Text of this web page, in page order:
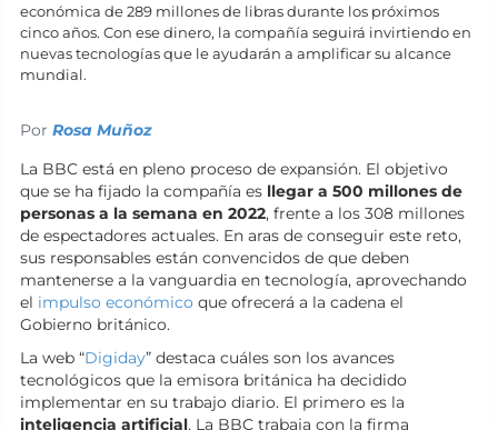
económica de 289 millones de libras durante los próximos
cinco años. Con ese dinero, la compañía seguirá invirtiendo en
nuevas tecnologías que le ayudarán a amplificar su alcance
mundial.
Por Rosa Muñoz
La BBC está en pleno proceso de expansión. El objetivo
que se ha fijado la compañía es llegar a 500 millones de
personas a la semana en 2022, frente a los 308 millones
de espectadores actuales. En aras de conseguir este reto,
sus responsables están convencidos de que deben
mantenerse a la vanguardia en tecnología, aprovechando
el impulso económico que ofrecerá a la cadena el
Gobierno británico.
La web “Digiday” destaca cuáles son los avances
tecnológicos que la emisora británica ha decidido
implementar en su trabajo diario. El primero es la
inteligencia artificial. La BBC trabaja con la firma